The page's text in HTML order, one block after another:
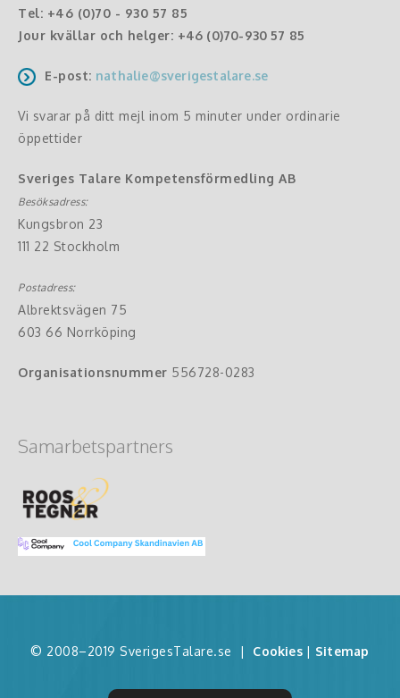
Tel: +46 (0)70 - 930 57 85
Jour kvällar och helger: +46 (0)70-930 57 85
E-post: nathalie@sverigestalare.se
Vi svarar på ditt mejl inom 5 minuter under ordinarie
öppettider
Sveriges Talare Kompetensförmedling AB
Besöksadress:
Kungsbron 23
111 22 Stockholm
Postadress:
Albrektsvägen 75
603 66 Norrköping
Organisationsnummer 556728-0283
Samarbetspartners
© 2008–2019 SverigesTalare.se | Cookies | Sitemap